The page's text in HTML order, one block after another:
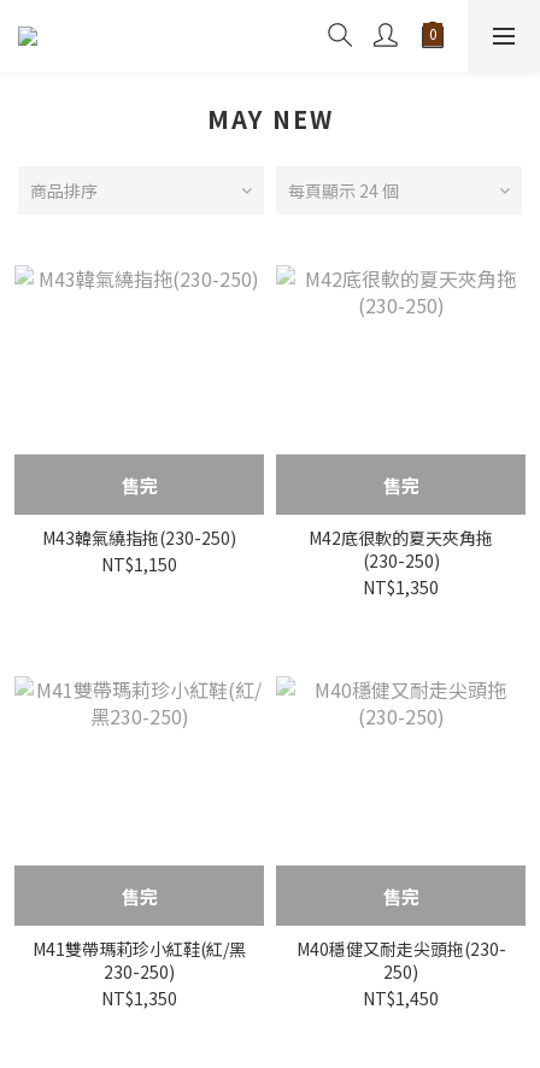
MAY NEW
商品排序 每頁顯示 24 個
售完
M43韓氣繞指拖(230-250)
NT$1,150
售完
M42底很軟的夏天夾角拖
(230-250)
NT$1,350
售完
M41雙帶瑪莉珍小紅鞋(紅/黑
230-250)
NT$1,350
售完
M40穩健又耐走尖頭拖(230-
250)
NT$1,450